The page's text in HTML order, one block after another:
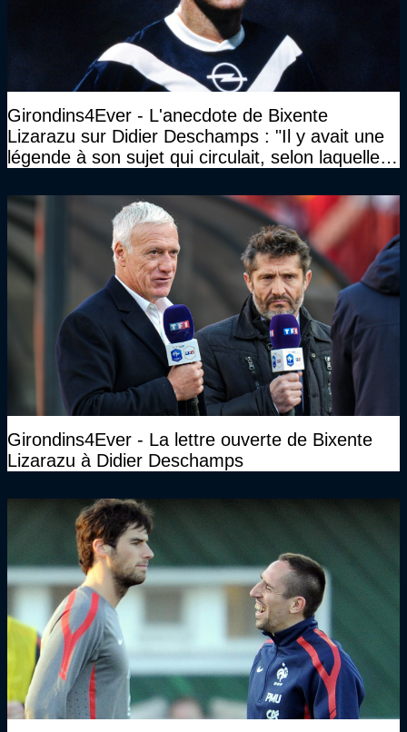
Girondins4Ever - L'anecdote de Bixente
Lizarazu sur Didier Deschamps : "Il y avait une
légende à son sujet qui circulait, selon laquelle il
Girondins4Ever - La lettre ouverte de Bixente
Lizarazu à Didier Deschamps